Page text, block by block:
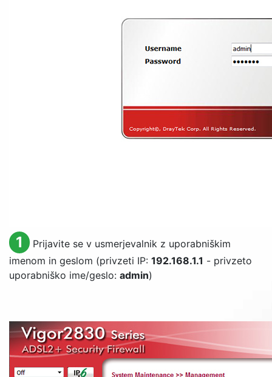
1
Prijavite se v usmerjevalnik z uporabniškim
imenom in geslom (privzeti IP: 192.168.1.1 - privzeto
uporabniško ime/geslo: admin)